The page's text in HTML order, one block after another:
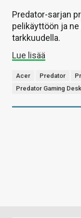
Predator-sarjan
pelikäyttöön ja
tarkkuudella.
Lue lisää
Acer Predator
Predator Gaming Desk